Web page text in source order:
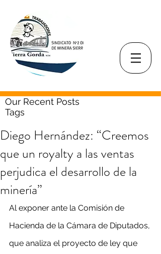
Our Recent Posts
Tags
Diego Hernández: “Creemos
que un royalty a las ventas
perjudica el desarrollo de la
minería”
Al exponer ante la Comisión de
Hacienda de la Cámara de Diputados,
que analiza el proyecto de ley que